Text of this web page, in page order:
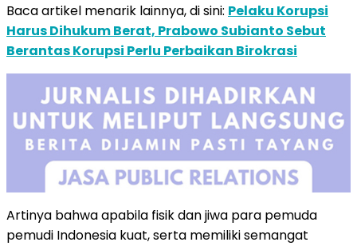
Baca artikel menarik lainnya, di sini: Pelaku Korupsi
Harus Dihukum Berat, Prabowo Subianto Sebut
Berantas Korupsi Perlu Perbaikan Birokrasi
Artinya bahwa apabila fisik dan jiwa para pemuda
pemudi Indonesia kuat, serta memiliki semangat